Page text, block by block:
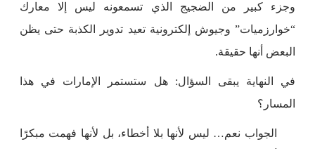
وجزء كبير من الضجيج الذي تسمعونه ليس إلا معارك
“خوارزميات” وجيوش إلكترونية تعيد تدوير الكذبة حتى يظن
البعض أنها حقيقة.
في النهاية يبقى السؤال: هل ستستمر الإمارات في هذا
المسار؟
الجواب نعم… ليس لأنها بلا أخطاء، بل لأنها فهمت مبكرًا